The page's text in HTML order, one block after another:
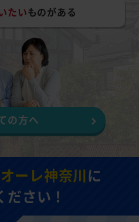
たいものがある
の方へ
ーレ神奈川に
ださい！